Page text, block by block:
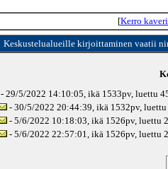
[Kerro
Keskustelualueille kirjoittaminen vaatii
- 29/5/2022 14:10:05, ikä 1533pv, luettu
- 30/5/2022 20:44:39, ikä 1532pv,
- 5/6/2022 10:18:03, ikä 1526pv, luettu
- 5/6/2022 22:57:01, ikä 1526pv, luettu